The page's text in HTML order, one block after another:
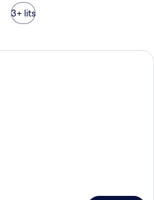
3+ lits
Un balcon avec deux chaises en